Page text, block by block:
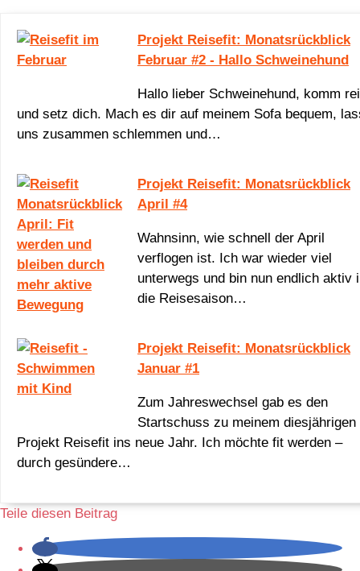
Projekt Reisefit: Monatsrückblick
Februar #2 - Hallo Schweinehund
Hallo lieber Schweinehund, komm
und setz dich. Mach es dir auf meinem Sofa bequem,
uns zusammen schlemmen und…
Projekt Reisefit: Monatsrückblick
April #4
Wahnsinn, wie schnell der April
verflogen ist. Ich war wieder viel
unterwegs und bin nun endlich aktiv
die Reisesaison…
Projekt Reisefit: Monatsrückblick
Januar #1
Zum Jahreswechsel gab es den
Startschuss zu meinem diesjährigen
Projekt Reisefit ins neue Jahr. Ich möchte fit werden –
durch gesündere…
Teile diesen Beitrag